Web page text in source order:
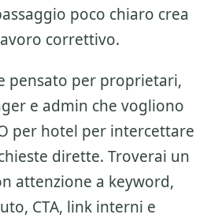
poco chiaro crea
correttivo.
pensato per proprietari,
e admin che vogliono
per hotel per intercettare
dirette. Troverai un
attenzione a keyword,
CTA, link interni e